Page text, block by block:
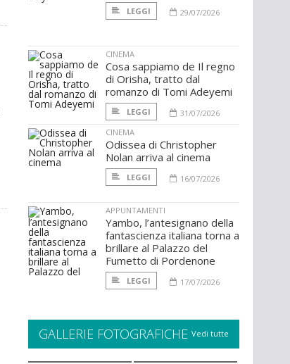
LEGGI 29/07/2026
CINEMA
Cosa sappiamo de Il regno
di Orisha, tratto dal
romanzo di Tomi Adeyemi
LEGGI
31/07/2026
CINEMA
Odissea di Christopher
Nolan arriva al cinema
LEGGI 16/07/2026
APPUNTAMENTI
Yambo, l’antesignano della
fantascienza italiana torna a
brillare al Palazzo del
Fumetto di Pordenone
LEGGI 17/07/2026
GALLERIE FOTOGRAFICHE Vedi tutte